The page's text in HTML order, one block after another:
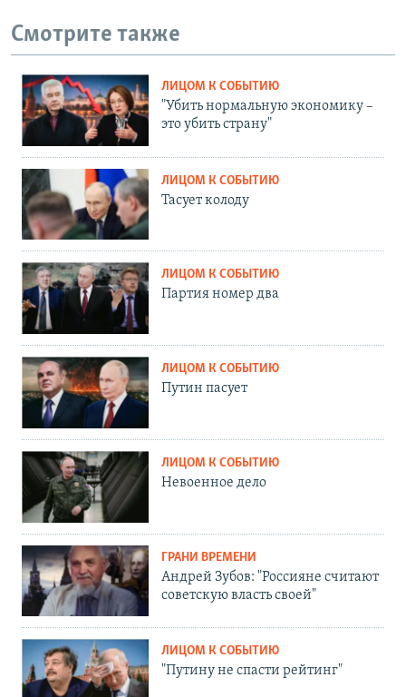
Смотрите также
ЛИЦОМ К СОБЫТИЮ
"Убить нормальную экономику –
это убить страну"
ЛИЦОМ К СОБЫТИЮ
Тасует колоду
ЛИЦОМ К СОБЫТИЮ
Партия номер два
ЛИЦОМ К СОБЫТИЮ
Путин пасует
ЛИЦОМ К СОБЫТИЮ
Невоенное дело
ГРАНИ ВРЕМЕНИ
Андрей Зубов: "Россияне считают
советскую власть своей"
ЛИЦОМ К СОБЫТИЮ
"Путину не спасти рейтинг"